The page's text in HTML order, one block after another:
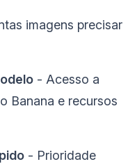
imagens precisar
- Acesso a
Banana e recursos
- Prioridade